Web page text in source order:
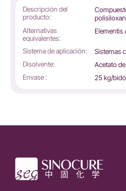
Descripción del
producto:
Alternativas
equivalentes:
Elementis
Sistema de aplicación:
Sistemas
Disolvente:
Acetato
Envase :
25 kg/